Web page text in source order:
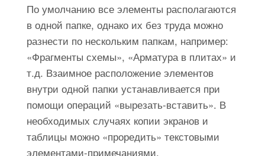
По умолчанию все элементы располагаются
в одной папке, однако их без труда можно
разнести по нескольким папкам, например:
«Фрагменты схемы», «Арматура в плитах» и
т.д. Взаимное расположение элементов
внутри одной папки устанавливается при
помощи операций «вырезать-вставить». В
необходимых случаях копии экранов и
таблицы можно «проредить» текстовыми
элементами-примечаниями.